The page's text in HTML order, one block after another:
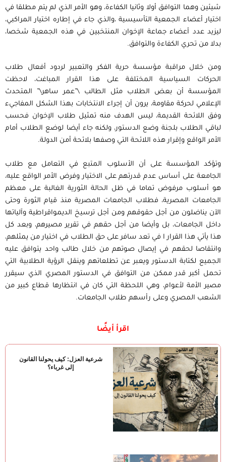
شيئين وهما التوافق أولا وثانيا الكفاءة، وهو الأمر الذي لم يتم مطلقا في
اختيار أعضاء الجمعية التأسيسية ،والذي جاء في إطاره اختيار المراكبي،
ليزيد عدد أعضاء جماعة الإخوان المنتخبين في هذه الجمعية شخصا،
بدلا من تحري الكفاءة والتوافق.
ومن خلال مراقبة مؤسسة حرية الفكر والتعبير لردود أفعال طلاب
الحركات السياسية المختلفة على هذا القرار المباغت، لاحظت
المؤسسة أن بعض الطلاب مثل الطالب \”عمر ساهر\” المتحدث
الإعلامي لحركة مقاومة، يرون أن إجراء الانتخابات بهذا الشكل المفاجيء
وفق اللائحة القديمة، ليس الهدف منه تمثيل طلاب الإخوان فحسب
لباقي الطلاب بلجنة وضع الدستور، ولكنه جاء أيضا لوضع الطلاب أمام
الأمر الواقع وإقرار هذه اللائحة التي وصفها بلائحة أمن الدولة.
وتؤكد المؤسسة على أن الأسلوب المتبع في التعامل مع طلاب
الجامعة على أساس عدم قدرتهم على الاختيار وفرض الأمر الواقع عليه،
هو أسلوب مرفوض تماما في ظل الحالة الثورية الغالبة على معظم
الجامعات المصرية، فطلاب الجامعات المصرية منذ قيام الثورة وحتى
الآن يناضلون من أجل حقوقهم ومن أجل ترسيخ الديمواقراطية وآلياتها
داخل الجامعات، بل وأيضا من أجل حقهم في تقرير مصيرهم، وبعد كل
هذا يأتي هذا القرار ا في تعد سافر على حق الطلاب في اختيار من يمثلهم،
وانتقاصا لحقهم في إيصال صوتهم من خلال طالب واحد يتوافق عليه
الجميع لكتابة الدستور ويعبر عن تطلعاتهم وينقل الرؤية الطلابية التي
تحمل أكبر قدر ممكن من التوافق في الدستور المصري الذي سيقرر
مصير الأمة لأعوام، وهي اللحظة التي كان في انتظارها قطاع كبير من
الشعب المصري وعلى رأسهم طلاب الجامعات.
اقرأ أيضًا
شرعية العزل: كيف يحولنا القانون
إلى غرباء؟